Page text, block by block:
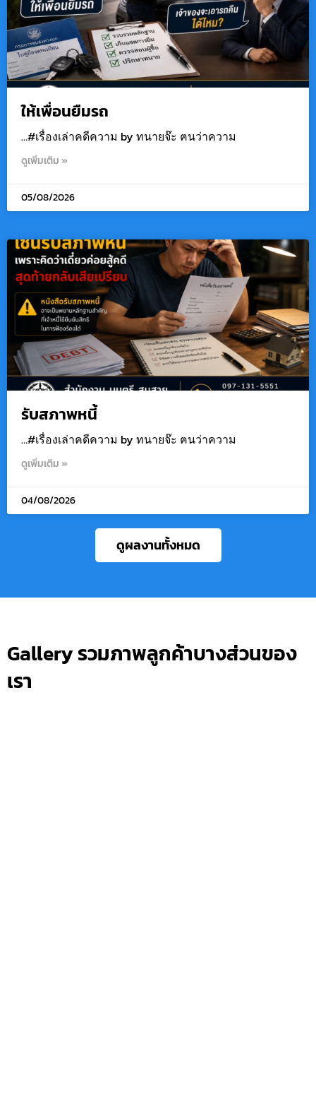
ให้เพื่อนยืมรถ
…#เรื่องเล่าคดีความ by ทนายจ๊ะ ฅนว่าความ
ดูเพิ่มเติม »
05/08/2026
รับสภาพหนี้
…#เรื่องเล่าคดีความ by ทนายจ๊ะ ฅนว่าความ
ดูเพิ่มเติม »
04/08/2026
ดูผลงานทั้งหมด
Gallery รวมภาพลูกค้าบางส่วนของ
เรา